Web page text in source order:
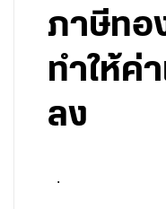
ภาษี​ทอ
ทำให้ค่
ลง
.